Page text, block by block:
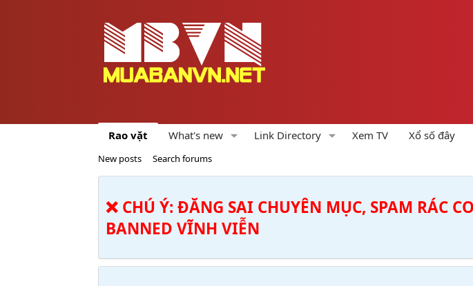
Rao vặt What's new Link Directory Xem TV Xổ số đây
New posts Search forums
❌ CHÚ Ý: ĐĂNG SAI CHUYÊN MỤC, SPAM RÁC
BANNED VĨNH VIỄN